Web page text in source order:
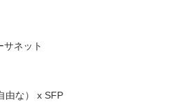
ネット
由な） x SFP